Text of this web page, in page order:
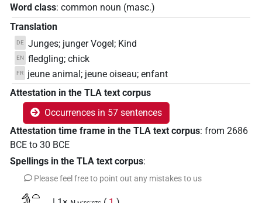
Word class: common noun (masc.)
Translation
DE Junges; junger Vogel; Kind
EN fledgling; chick
FR
jeune animal; jeune oiseau; enfant
Attestation in the TLA text corpus
Occurrences in 57 sentences
Attestation time frame in the TLA text corpus: from 2686
BCE to 30 BCE
Spellings in the TLA text corpus:
Please feel free to point out any mistakes to us